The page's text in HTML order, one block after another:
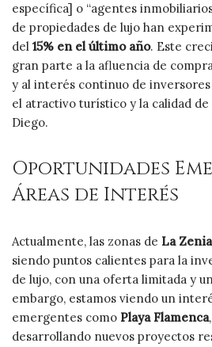
específica] o “agentes
de propiedades de lujo han
del 15% en el último año. Este
gran parte a la afluencia de
y al interés continuo de
el atractivo turístico y la calidad
Diego.
Oportunidades
Áreas de Interés
Actualmente, las zonas de La Zenia
siendo puntos calientes para la
de lujo, con una oferta limitada y
embargo, estamos viendo un
emergentes como Playa Flamenca
desarrollando nuevos proyectos